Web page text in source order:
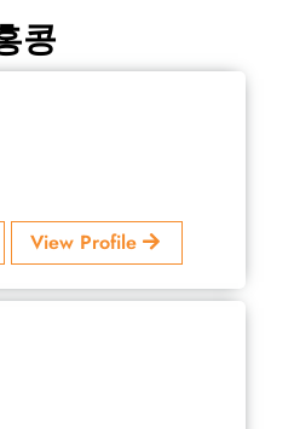
콩
View Profile